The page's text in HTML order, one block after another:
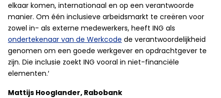
elkaar komen, internationaal en op een verantwoorde
manier. Om één inclusieve arbeidsmarkt te creëren voor
zowel in- als externe medewerkers, heeft ING als
ondertekenaar van de Werkcode de verantwoordelijkheid
genomen om een goede werkgever en opdrachtgever te
zijn. Die inclusie zoekt ING vooral in niet-financiële
elementen.′
Mattijs Hooglander, Rabobank